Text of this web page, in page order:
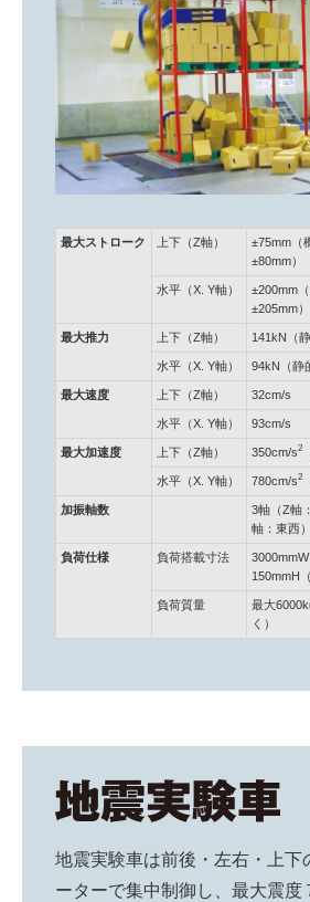
最大ストローク 上下（Z軸）
±75mm（
±80mm）
水平（X. Y軸）
±200mm
±205mm）
最大推力 上下（Z軸） 141kN（
水平（X. Y軸） 94kN（静
最大速度 上下（Z軸） 32cm/s
水平（X. Y軸） 93cm/s
最大加速度 上下（Z軸） 350cm/s2
水平（X. Y軸） 780cm/s2
加振軸数
3軸（Z軸
軸：東西）
負荷仕様 負荷搭載寸法
150mmH
負荷質量
最大
く）
地震実験車は前後・左右・上下
ーターで集中制御し、最大震度